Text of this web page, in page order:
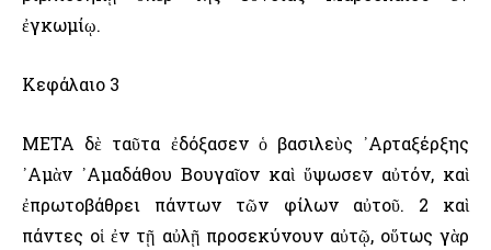
ἐγκωμίῳ.
Κεφάλαιο 3
ΜΕΤΑ δὲ ταῦτα ἐδόξασεν ὁ βασιλεὺς ᾿Αρταξέρξης
᾿Αμὰν ᾿Αμαδάθου Βουγαῖον καὶ ὕψωσεν αὐτόν, καὶ
ἐπρωτοβάθρει πάντων τῶν φίλων αὐτοῦ. 2 καὶ
πάντες οἱ ἐν τῇ αὐλῇ προσεκύνουν αὐτῷ, οὕτως γὰρ